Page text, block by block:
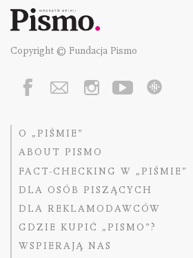
Copyright © Fundacja Pismo
O „PIŚMIE”
ABOUT PISMO
FACT-CHECKING W „PIŚMIE”
DLA OSÓB PISZĄCYCH
DLA REKLAMODAWCÓW
GDZIE KUPIĆ „PISMO”?
WSPIERAJĄ NAS